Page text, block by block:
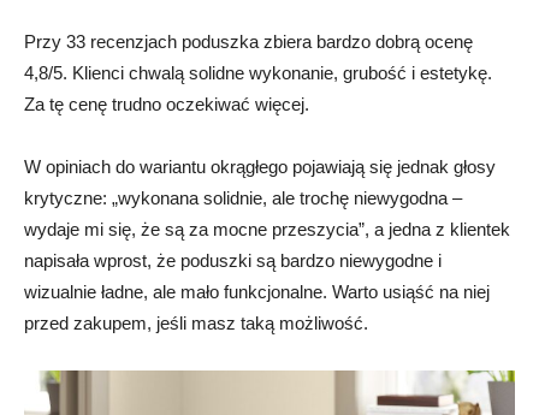
Przy 33 recenzjach poduszka zbiera bardzo dobrą ocenę
4,8/5. Klienci chwalą solidne wykonanie, grubość i estetykę.
Za tę cenę trudno oczekiwać więcej.
W opiniach do wariantu okrągłego pojawiają się jednak głosy
krytyczne: „wykonana solidnie, ale trochę niewygodna –
wydaje mi się, że są za mocne przeszycia”, a jedna z klientek
napisała wprost, że poduszki są bardzo niewygodne i
wizualnie ładne, ale mało funkcjonalne. Warto usiąść na niej
przed zakupem, jeśli masz taką możliwość.